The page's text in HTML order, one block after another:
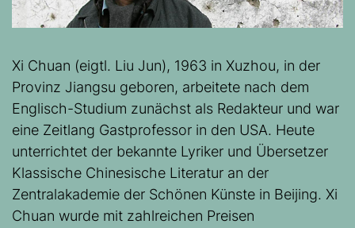
Xi Chuan (eigtl. Liu Jun), 1963 in Xuzhou, in der
Provinz Jiangsu geboren, arbeitete nach dem
Englisch-Studium zunächst als Redakteur und war
eine Zeitlang Gastprofessor in den USA. Heute
unterrichtet der bekannte Lyriker und Übersetzer
Klassische Chinesische Literatur an der
Zentralakademie der Schönen Künste in Beijing. Xi
Chuan wurde mit zahlreichen Preisen